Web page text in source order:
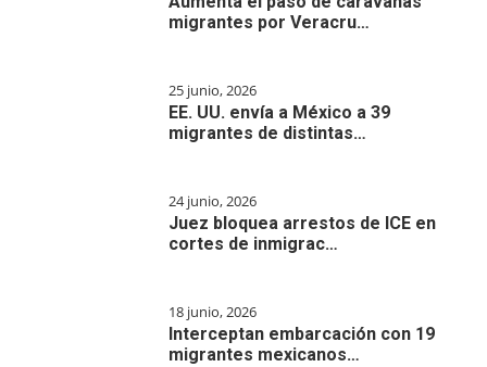
migrantes por Veracru…
25 junio, 2026
EE. UU. envía a México a 39
migrantes de distintas…
24 junio, 2026
Juez bloquea arrestos de ICE en
cortes de inmigrac…
18 junio, 2026
Interceptan embarcación con 19
migrantes mexicanos…